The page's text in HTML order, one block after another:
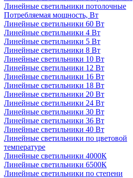
Линейные светильники потолочные
Потребляемая мощность, Вт
Линейные светильники 60 Вт
Линейные светильники 4 Вт
Линейные светильники 5 Вт
Линейные светильники 8 Вт
Линейные светильники 10 Вт
Линейные светильники 12 Вт
Линейные светильники 16 Вт
Линейные светильники 18 Вт
Линейные светильники 20 Вт
Линейные светильники 24 Вт
Линейные светильники 30 Вт
Линейные светильники 36 Вт
Линейные светильники 40 Вт
Линейные светильники по цветовой
температуре
Линейные светильники 4000К
Линейные светильники 6500К
Линейные светильники по степени